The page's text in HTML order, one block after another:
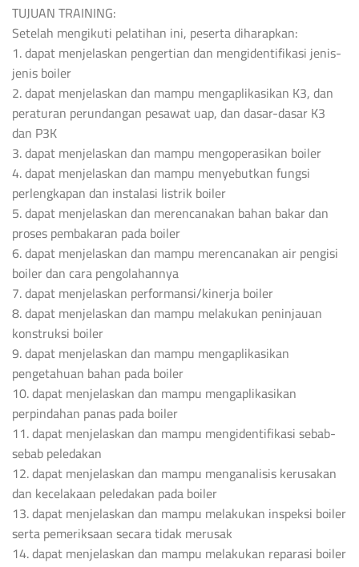
TUJUAN TRAINING:
Setelah mengikuti pelatihan ini, peserta diharapkan:
1. dapat menjelaskan pengertian dan mengidentifikasi jenis-
jenis boiler
2. dapat menjelaskan dan mampu mengaplikasikan K3, dan
peraturan perundangan pesawat uap, dan dasar-dasar K3
dan P3K
3. dapat menjelaskan dan mampu mengoperasikan boiler
4. dapat menjelaskan dan mampu menyebutkan fungsi
perlengkapan dan instalasi listrik boiler
5. dapat menjelaskan dan merencanakan bahan bakar dan
proses pembakaran pada boiler
6. dapat menjelaskan dan mampu merencanakan air pengisi
boiler dan cara pengolahannya
7. dapat menjelaskan performansi/kinerja boiler
8. dapat menjelaskan dan mampu melakukan peninjauan
konstruksi boiler
9. dapat menjelaskan dan mampu mengaplikasikan
pengetahuan bahan pada boiler
10. dapat menjelaskan dan mampu mengaplikasikan
perpindahan panas pada boiler
11. dapat menjelaskan dan mampu mengidentifikasi sebab-
sebab peledakan
12. dapat menjelaskan dan mampu menganalisis kerusakan
dan kecelakaan peledakan pada boiler
13. dapat menjelaskan dan mampu melakukan inspeksi boiler
serta pemeriksaan secara tidak merusak
14. dapat menjelaskan dan mampu melakukan reparasi boiler